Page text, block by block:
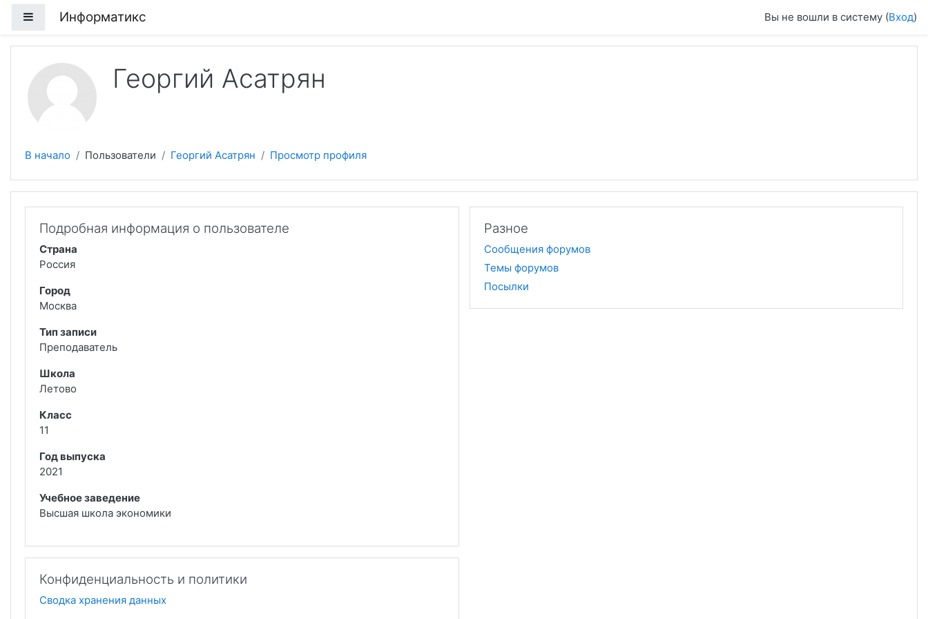
Боковая панель
Информатикс Вы не вошли в систему (Вход)
Георгий Асатрян
В начало Пользователи Георгий Асатрян Просмотр профиля
Подробная информация о пользователе
Страна
Россия
Город
Москва
Тип записи
Преподаватель
Школа
Летово
Класс
11
Год выпуска
2021
Учебное заведение
Высшая школа экономики
Конфиденциальность и политики
Сводка хранения данных
Разное
Сообщения форумов
Темы форумов
Посылки